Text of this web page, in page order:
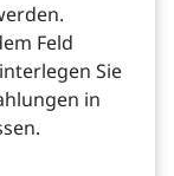
Feld
Sie
in